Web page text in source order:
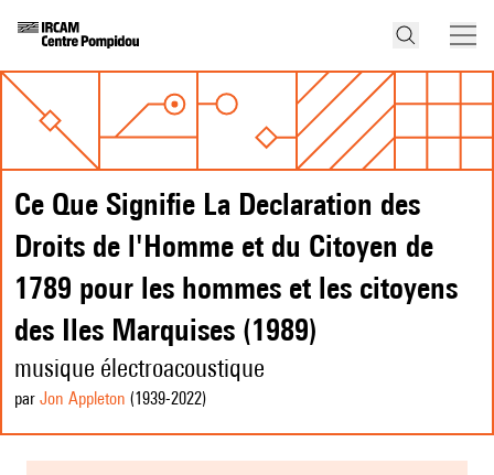
Ce Que Signifie La Declaration des
Droits de l'Homme et du Citoyen de
1789 pour les hommes et les citoyens
des Iles Marquises (1989)
musique électroacoustique
par Jon Appleton (1939-2022)